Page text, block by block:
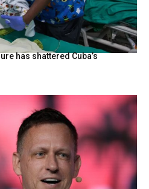
has shattered Cuba’s